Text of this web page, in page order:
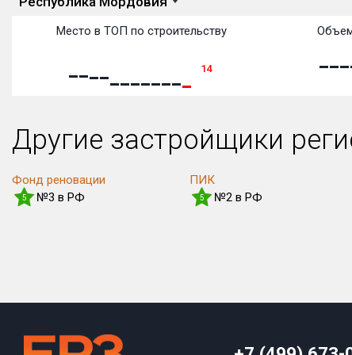
Место в ТОП по строительству
14
Другие застройщики
Фонд реновации
5 №3 в РФ
ПИК
5 №2 в РФ